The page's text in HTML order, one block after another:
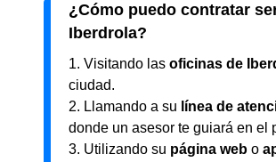
¿Cómo puedo contratar
Iberdrola?
1. Visitando las oficinas de
ciudad.
2. Llamando a su línea de
donde un asesor te guiará en el
3. Utilizando su página web o